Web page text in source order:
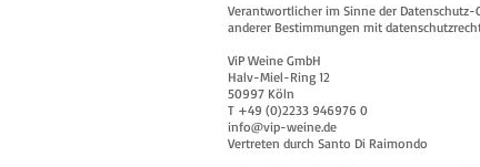
Verantwortlicher im Sinne der
anderer Bestimmungen mit
ViP Weine GmbH
Halv-Miel-Ring 12
50997 Köln
T +49 (0)2233 946976 0
info@vip-weine.de
Vertreten durch Santo Di Raimondo